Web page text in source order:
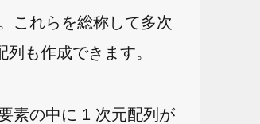
これらを総称して多次
も作成できます。
素の中に 1 次元配列が